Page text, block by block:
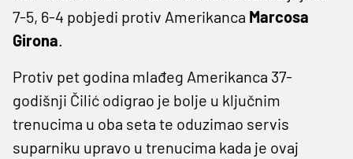
7-5, 6-4 pobjedi protiv Amerikanca Marcosa
Girona.
Protiv pet godina mlađeg Amerikanca 37-
godišnji Čilić odigrao je bolje u ključnim
trenucima u oba seta te oduzimao servis
suparniku upravo u trenucima kada je ovaj